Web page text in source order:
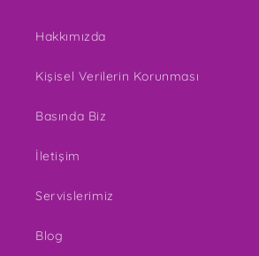
Hakkımızda
Kişisel Verilerin Korunması
Basında Biz
İletişim
Servislerimiz
Blog